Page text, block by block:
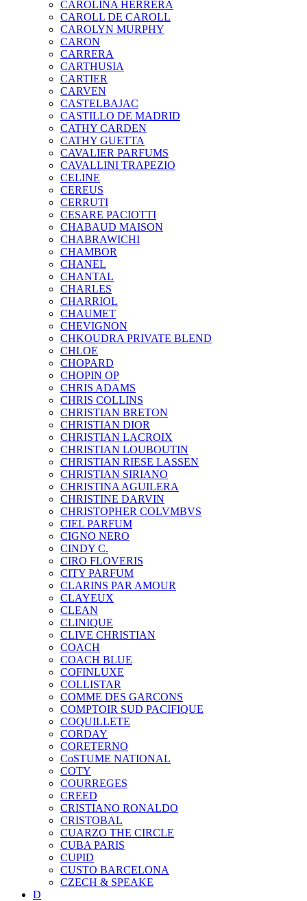
CAROLINA HERRERA
CAROLL DE CAROLL
CAROLYN MURPHY
CARON
CARRERA
CARTHUSIA
CARTIER
CARVEN
CASTELBAJAC
CASTILLO DE MADRID
CATHY CARDEN
CATHY GUETTA
CAVALIER PARFUMS
CAVALLINI TRAPEZIO
CELINE
CEREUS
CERRUTI
CESARE PACIOTTI
CHABAUD MAISON
CHABRAWICHI
CHAMBOR
CHANEL
CHANTAL
CHARLES
CHARRIOL
CHAUMET
CHEVIGNON
CHKOUDRA PRIVATE BLEND
CHLOE
CHOPARD
CHOPIN OP
CHRIS ADAMS
CHRIS COLLINS
CHRISTIAN BRETON
CHRISTIAN DIOR
CHRISTIAN LACROIX
CHRISTIAN LOUBOUTIN
CHRISTIAN RIESE LASSEN
CHRISTIAN SIRIANO
CHRISTINA AGUILERA
CHRISTINE DARVIN
CHRISTOPHER COLVMBVS
CIEL PARFUM
CIGNO NERO
CINDY C.
CIRO FLOVERIS
CITY PARFUM
CLARINS PAR AMOUR
CLAYEUX
CLEAN
CLINIQUE
CLIVE CHRISTIAN
COACH
COACH BLUE
COFINLUXE
COLLISTAR
COMME DES GARCONS
COMPTOIR SUD PACIFIQUE
COQUILLETE
CORDAY
CORETERNO
CoSTUME NATIONAL
COTY
COURREGES
CREED
CRISTIANO RONALDO
CRISTOBAL
CUARZO THE CIRCLE
CUBA PARIS
CUPID
CUSTO BARCELONA
CZECH & SPEAKE
D